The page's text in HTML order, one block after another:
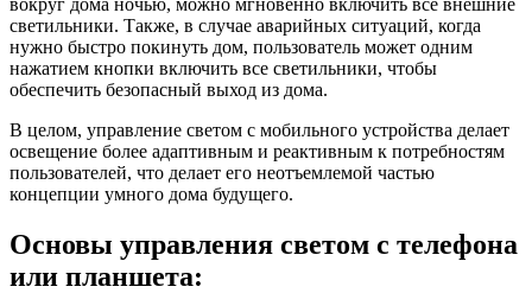
светильники. Также, в случае аварийных ситуаций, когда
нужно быстро покинуть дом, пользователь может одним
нажатием кнопки включить все светильники, чтобы
обеспечить безопасный выход из дома.
В целом, управление светом с мобильного устройства делает
освещение более адаптивным и реактивным к потребностям
пользователей, что делает его неотъемлемой частью
концепции умного дома будущего.
Основы управления светом с телефона
или планшета: